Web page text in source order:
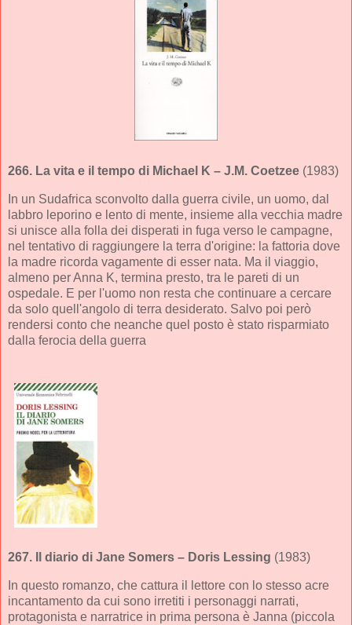
266. La vita e il tempo di Michael K – J.M. Coetzee (1983)
In un Sudafrica sconvolto dalla guerra civile, un uomo, dal
labbro leporino e lento di mente, insieme alla vecchia madre
si unisce alla folla dei disperati in fuga verso le campagne,
nel tentativo di raggiungere la terra d'origine: la fattoria dove
la madre ricorda vagamente di esser nata. Ma il viaggio,
almeno per Anna K, termina presto, tra le pareti di un
ospedale. E per l'uomo non resta che continuare a cercare
da solo quell'angolo di terra desiderato. Salvo poi però
rendersi conto che neanche quel posto è stato risparmiato
dalla ferocia della guerra
267. Il diario di Jane Somers – Doris Lessing (1983)
In questo romanzo, che cattura il lettore con lo stesso acre
incantamento da cui sono irretiti i personaggi narrati,
protagonista e narratrice in prima persona è Janna (piccola